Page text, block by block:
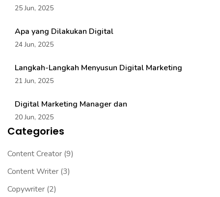
25 Jun, 2025
Apa yang Dilakukan Digital
24 Jun, 2025
Langkah-Langkah Menyusun Digital Marketing
21 Jun, 2025
Digital Marketing Manager dan
20 Jun, 2025
Categories
Content Creator (9)
Content Writer (3)
Copywriter (2)